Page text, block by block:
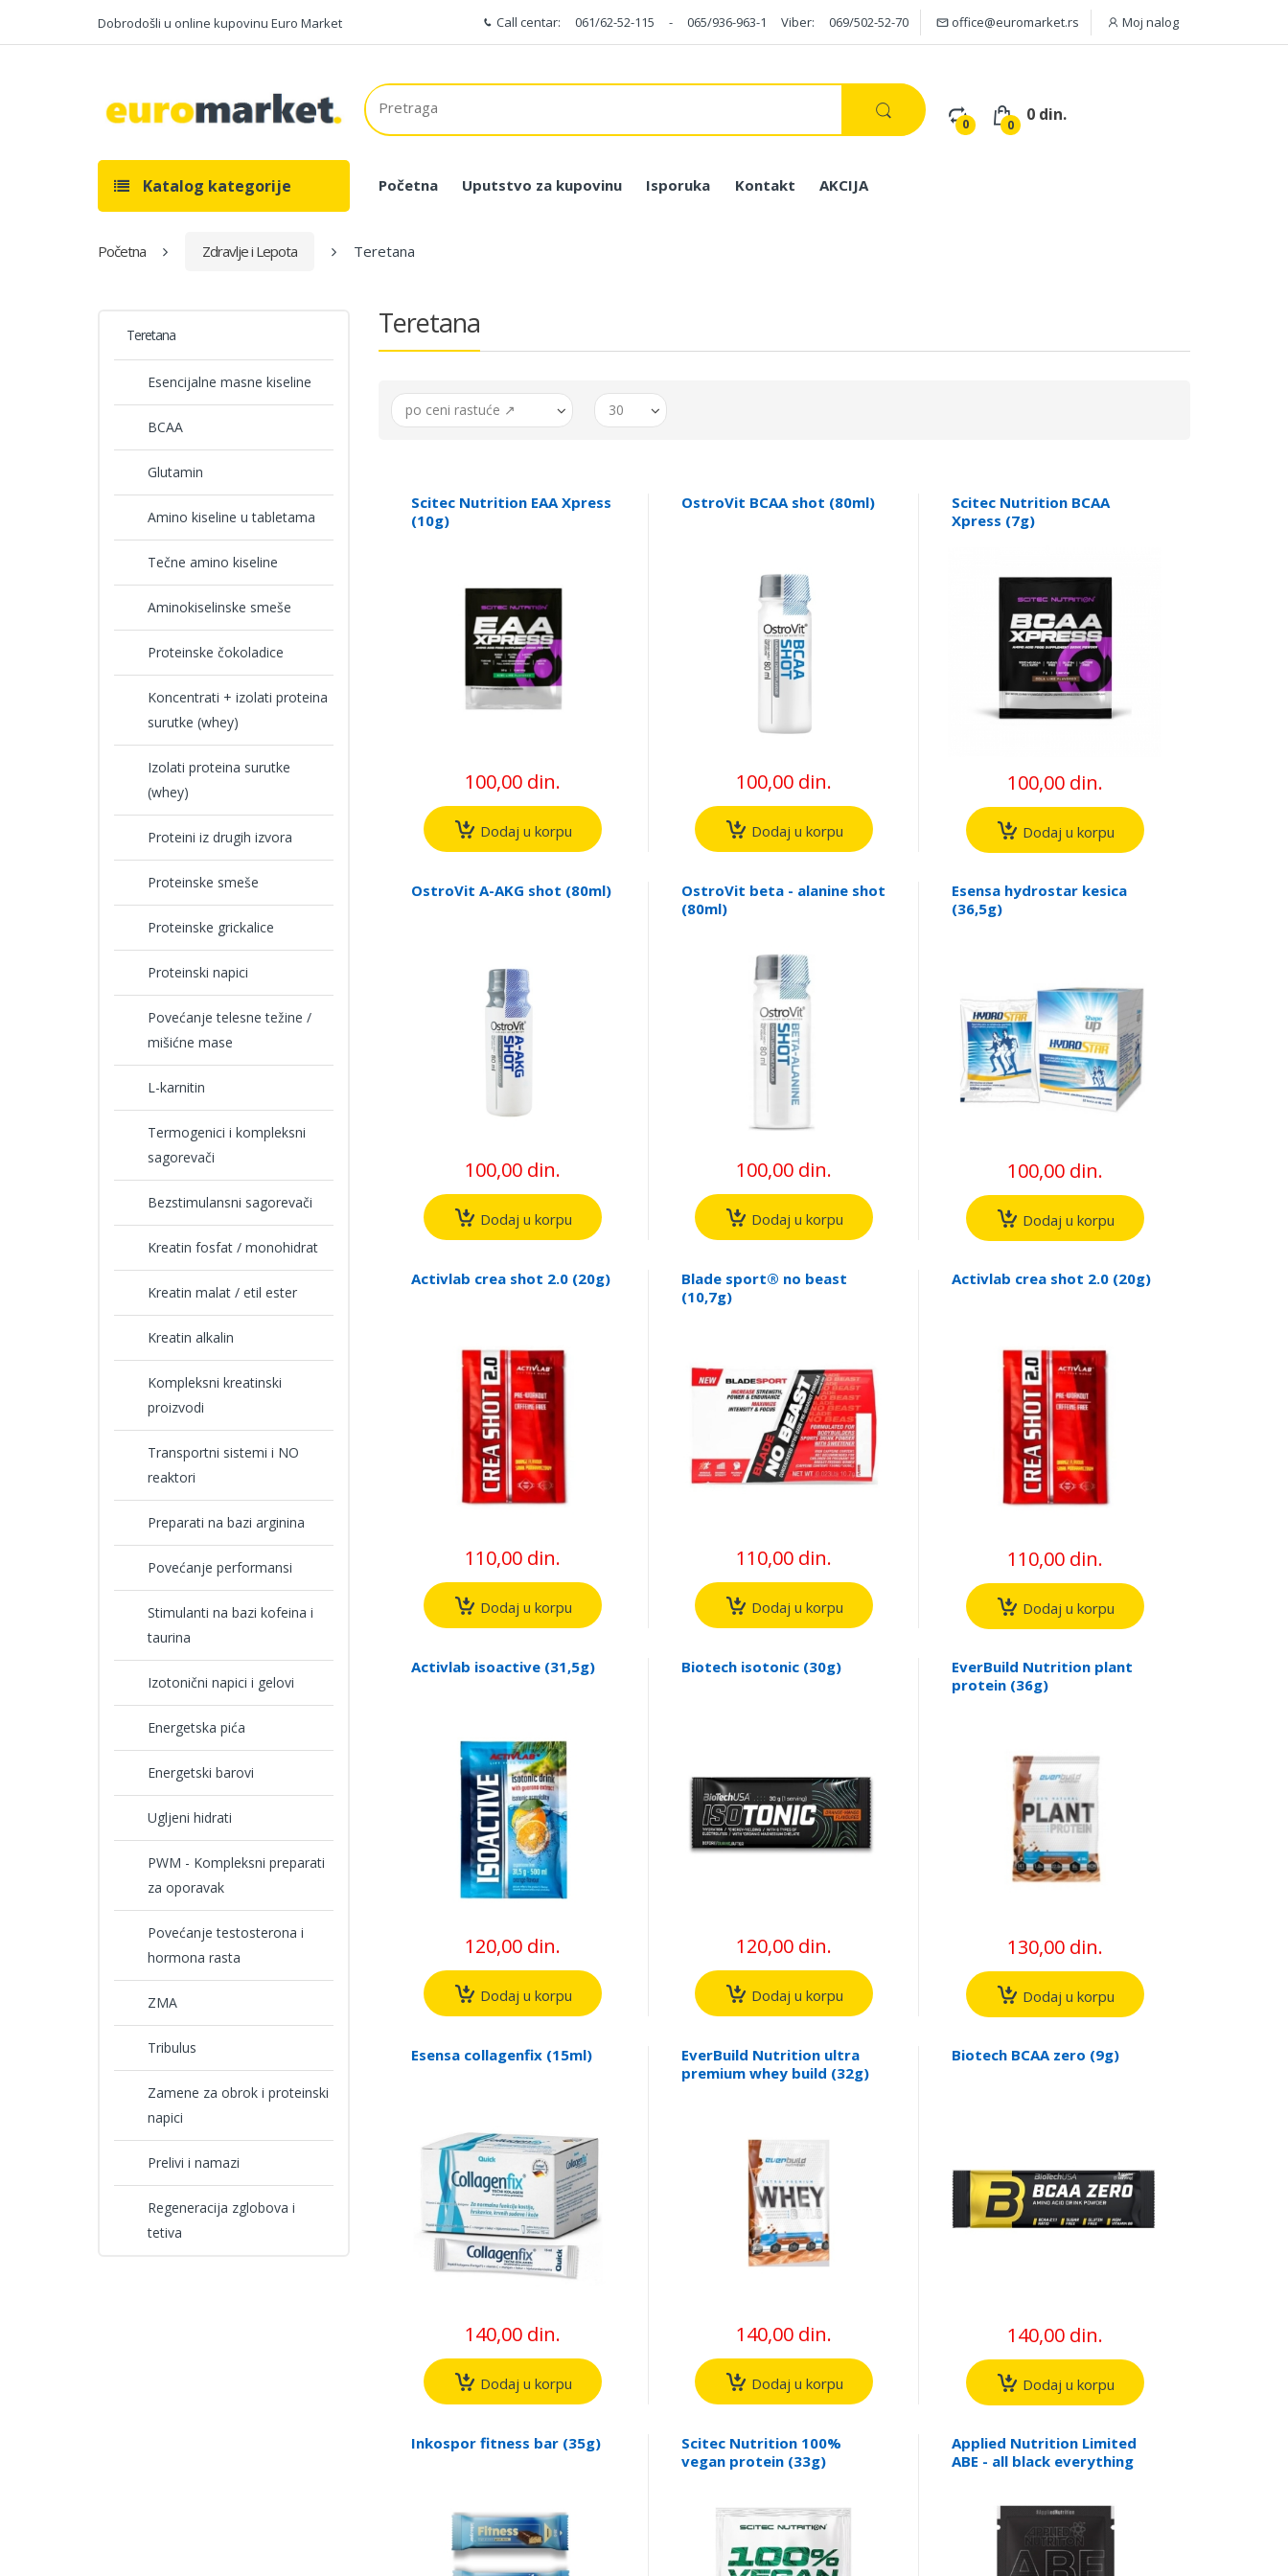
Dobrodošli u online kupovinu Euro Market Call centar: 061/62-52-115 - 065/936-963-1 Viber: 069/502-52-70 office@euromarket.rs Moj nalog
0 0
0 din.
Katalog kategorije Početna Uputstvo za kupovinu Isporuka Kontakt AKCIJA
Početna Zdravlje i Lepota Teretana
Teretana
Esencijalne masne kiseline
BCAA
Glutamin
Amino kiseline u tabletama
Tečne amino kiseline
Aminokiselinske smeše
Proteinske čokoladice
Koncentrati + izolati proteina
surutke (whey)
Izolati proteina surutke
(whey)
Proteini iz drugih izvora
Proteinske smeše
Proteinske grickalice
Proteinski napici
Povećanje telesne težine /
mišićne mase
L-karnitin
Termogenici i kompleksni
sagorevači
Bezstimulansni sagorevači
Kreatin fosfat / monohidrat
Kreatin malat / etil ester
Kreatin alkalin
Kompleksni kreatinski
proizvodi
Transportni sistemi i NO
reaktori
Preparati na bazi arginina
Povećanje performansi
Stimulanti na bazi kofeina i
taurina
Izotonični napici i gelovi
Energetska pića
Energetski barovi
Ugljeni hidrati
PWM - Kompleksni preparati
za oporavak
Povećanje testosterona i
hormona rasta
ZMA
Tribulus
Zamene za obrok i proteinski
napici
Prelivi i namazi
Regeneracija zglobova i
tetiva
Teretana
po ceni rastuće ↗ 30
Scitec Nutrition EAA Xpress
(10g)
100,00 din.
Dodaj u korpu
OstroVit BCAA shot (80ml)
100,00 din.
Dodaj u korpu
Scitec Nutrition BCAA
Xpress (7g)
100,00 din.
Dodaj u korpu
OstroVit A-AKG shot (80ml)
100,00 din.
Dodaj u korpu
OstroVit beta - alanine shot
(80ml)
100,00 din.
Dodaj u korpu
Esensa hydrostar kesica
(36,5g)
100,00 din.
Dodaj u korpu
Activlab crea shot 2.0 (20g)
110,00 din.
Dodaj u korpu
Blade sport® no beast
(10,7g)
110,00 din.
Dodaj u korpu
Activlab crea shot 2.0 (20g)
110,00 din.
Dodaj u korpu
Activlab isoactive (31,5g)
120,00 din.
Dodaj u korpu
Biotech isotonic (30g)
120,00 din.
Dodaj u korpu
EverBuild Nutrition plant
protein (36g)
130,00 din.
Dodaj u korpu
Esensa collagenfix (15ml)
140,00 din.
Dodaj u korpu
EverBuild Nutrition ultra
premium whey build (32g)
140,00 din.
Dodaj u korpu
Biotech BCAA zero (9g)
140,00 din.
Dodaj u korpu
Inkospor fitness bar (35g)
Scitec Nutrition 100%
vegan protein (33g)
Applied Nutrition Limited
ABE - all black everything